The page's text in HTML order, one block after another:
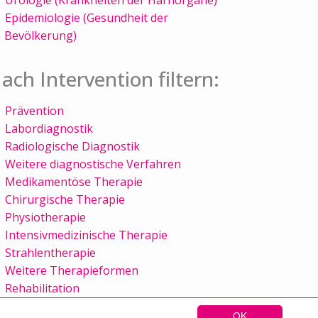
OK
Epidemiologie (Gesundheit der
Bevölkerung)
Intervention filtern:
Prävention
Labordiagnostik
Radiologische Diagnostik
Weitere diagnostische Verfahren
Medikamentöse Therapie
Chirurgische Therapie
Physiotherapie
Intensivmedizinische Therapie
Strahlentherapie
Weitere Therapieformen
Rehabilitation